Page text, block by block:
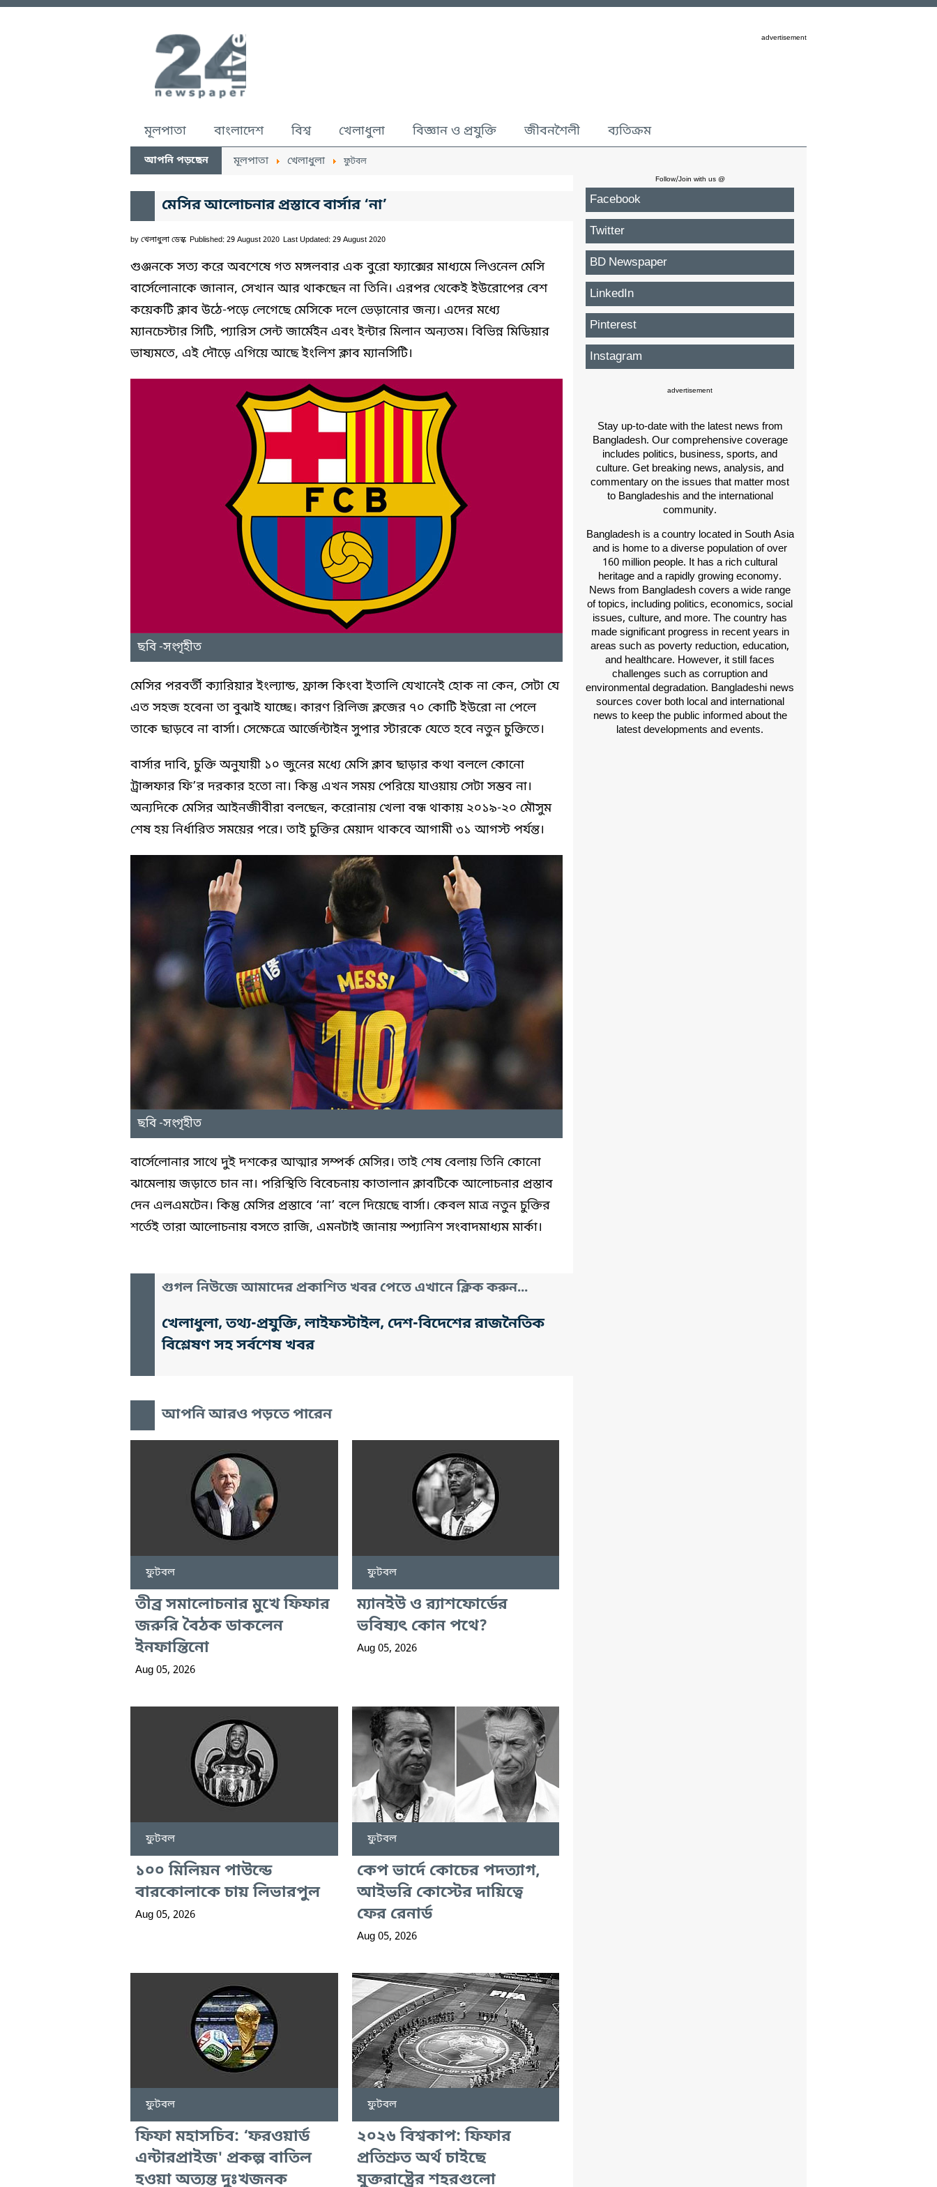
advertisement
মূলপাতা বাংলাদেশ বিশ্ব খেলাধুলা বিজ্ঞান ও প্রযুক্তি জীবনশৈলী ব্যতিক্রম
আপনি পড়ছেন মূলপাতা খেলাধুলা ফুটবল
মেসির আলোচনার প্রস্তাবে বার্সার ‘না’
by খেলাধুলা ডেস্ক Published: 29 August 2020 Last Updated: 29 August 2020
গুঞ্জনকে সত্য করে অবশেষে গত মঙ্গলবার এক বুরো ফ্যাক্সের মাধ্যমে লিওনেল মেসি
বার্সেলোনাকে জানান, সেখান আর থাকছেন না তিনি। এরপর থেকেই ইউরোপের বেশ
কয়েকটি ক্লাব উঠে-পড়ে লেগেছে মেসিকে দলে ভেড়ানোর জন্য। এদের মধ্যে
ম্যানচেস্টার সিটি, প্যারিস সেন্ট জার্মেইন এবং ইন্টার মিলান অন্যতম। বিভিন্ন মিডিয়ার
ভাষ্যমতে, এই দৌড়ে এগিয়ে আছে ইংলিশ ক্লাব ম্যানসিটি।
ছবি -সংগৃহীত
মেসির পরবর্তী ক্যারিয়ার ইংল্যান্ড, ফ্রান্স কিংবা ইতালি যেখানেই হোক না কেন, সেটা যে
এত সহজ হবেনা তা বুঝাই যাচ্ছে। কারণ রিলিজ ক্লজের ৭০ কোটি ইউরো না পেলে
তাকে ছাড়বে না বার্সা। সেক্ষেত্রে আর্জেন্টাইন সুপার স্টারকে যেতে হবে নতুন চুক্তিতে।
বার্সার দাবি, চুক্তি অনুযায়ী ১০ জুনের মধ্যে মেসি ক্লাব ছাড়ার কথা বললে কোনো
ট্রান্সফার ফি’র দরকার হতো না। কিন্তু এখন সময় পেরিয়ে যাওয়ায় সেটা সম্ভব না।
অন্যদিকে মেসির আইনজীবীরা বলছেন, করোনায় খেলা বন্ধ থাকায় ২০১৯-২০ মৌসুম
শেষ হয় নির্ধারিত সময়ের পরে। তাই চুক্তির মেয়াদ থাকবে আগামী ৩১ আগস্ট পর্যন্ত।
ছবি -সংগৃহীত
বার্সেলোনার সাথে দুই দশকের আত্মার সম্পর্ক মেসির। তাই শেষ বেলায় তিনি কোনো
ঝামেলায় জড়াতে চান না। পরিস্থিতি বিবেচনায় কাতালান ক্লাবটিকে আলোচনার প্রস্তাব
দেন এলএমটেন। কিন্তু মেসির প্রস্তাবে ‘না’ বলে দিয়েছে বার্সা। কেবল মাত্র নতুন চুক্তির
শর্তেই তারা আলোচনায় বসতে রাজি, এমনটাই জানায় স্প্যানিশ সংবাদমাধ্যম মার্কা।
গুগল নিউজে আমাদের প্রকাশিত খবর পেতে এখানে ক্লিক করুন...
খেলাধুলা, তথ্য-প্রযুক্তি, লাইফস্টাইল, দেশ-বিদেশের রাজনৈতিক
বিশ্লেষণ সহ সর্বশেষ খবর
আপনি আরও পড়তে পারেন
ফুটবল
তীব্র সমালোচনার মুখে ফিফার
জরুরি বৈঠক ডাকলেন
ইনফান্তিনো
Aug 05, 2026
ফুটবল
ম্যানইউ ও র‍্যাশফোর্ডের
ভবিষ্যৎ কোন পথে?
Aug 05, 2026
ফুটবল
১০০ মিলিয়ন পাউন্ডে
বারকোলাকে চায় লিভারপুল
Aug 05, 2026
ফুটবল
কেপ ভার্দে কোচের পদত্যাগ,
আইভরি কোস্টের দায়িত্বে
ফের রেনার্ড
Aug 05, 2026
ফুটবল
ফিফা মহাসচিব: ‘ফরওয়ার্ড
এন্টারপ্রাইজ' প্রকল্প বাতিল
হওয়া অত্যন্ত দুঃখজনক
ফুটবল
২০২৬ বিশ্বকাপ: ফিফার
প্রতিশ্রুত অর্থ চাইছে
যুক্তরাষ্ট্রের শহরগুলো
Follow/Join with us @
Facebook
Twitter
BD Newspaper
LinkedIn
Pinterest
Instagram
advertisement
Stay up-to-date with the latest news from
Bangladesh. Our comprehensive coverage
includes politics, business, sports, and
culture. Get breaking news, analysis, and
commentary on the issues that matter most
to Bangladeshis and the international
community.
Bangladesh is a country located in South Asia
and is home to a diverse population of over
160 million people. It has a rich cultural
heritage and a rapidly growing economy.
News from Bangladesh covers a wide range
of topics, including politics, economics, social
issues, culture, and more. The country has
made significant progress in recent years in
areas such as poverty reduction, education,
and healthcare. However, it still faces
challenges such as corruption and
environmental degradation. Bangladeshi news
sources cover both local and international
news to keep the public informed about the
latest developments and events.